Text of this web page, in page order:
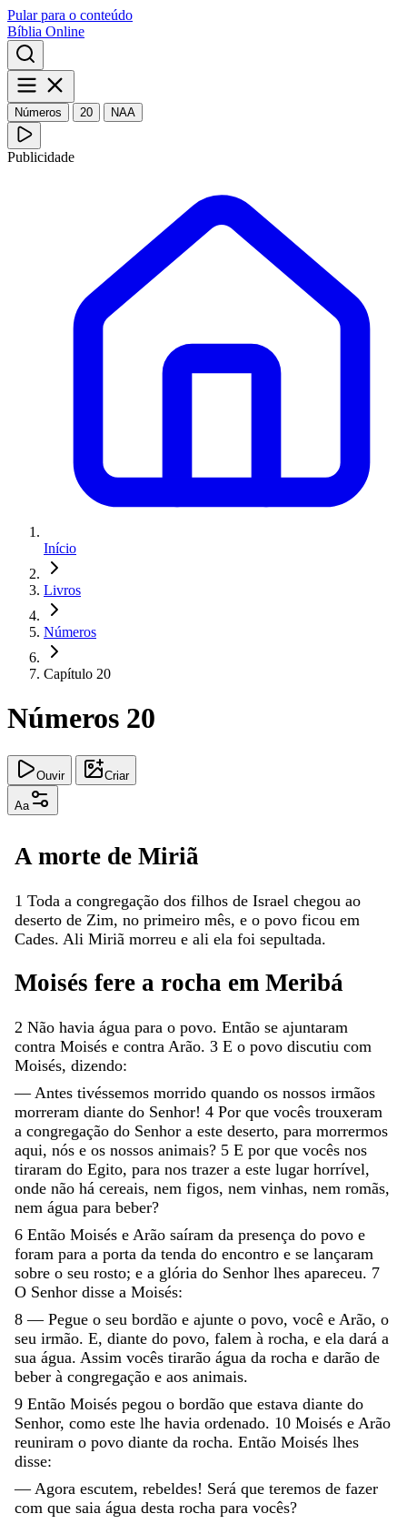
Pular para o conteúdo
Bíblia Online
Números 20 NAA
Publicidade
Início
Livros
Números
Capítulo 20
Números 20
Ouvir Criar
Aa
A morte de Miriã
1 Toda a congregação dos filhos de Israel chegou ao
deserto de Zim, no primeiro mês, e o povo ficou em
Cades. Ali Miriã morreu e ali ela foi sepultada.
Moisés fere a rocha em Meribá
2 Não havia água para o povo. Então se ajuntaram
contra Moisés e contra Arão. 3 E o povo discutiu com
Moisés, dizendo:
— Antes tivéssemos morrido quando os nossos irmãos
morreram diante do Senhor! 4 Por que vocês trouxeram
a congregação do Senhor a este deserto, para morrermos
aqui, nós e os nossos animais? 5 E por que vocês nos
tiraram do Egito, para nos trazer a este lugar horrível,
onde não há cereais, nem figos, nem vinhas, nem romãs,
nem água para beber?
6 Então Moisés e Arão saíram da presença do povo e
foram para a porta da tenda do encontro e se lançaram
sobre o seu rosto; e a glória do Senhor lhes apareceu. 7
O Senhor disse a Moisés:
8 — Pegue o seu bordão e ajunte o povo, você e Arão, o
seu irmão. E, diante do povo, falem à rocha, e ela dará a
sua água. Assim vocês tirarão água da rocha e darão de
beber à congregação e aos animais.
9 Então Moisés pegou o bordão que estava diante do
Senhor, como este lhe havia ordenado. 10 Moisés e Arão
reuniram o povo diante da rocha. Então Moisés lhes
disse:
— Agora escutem, rebeldes! Será que teremos de fazer
com que saia água desta rocha para vocês?